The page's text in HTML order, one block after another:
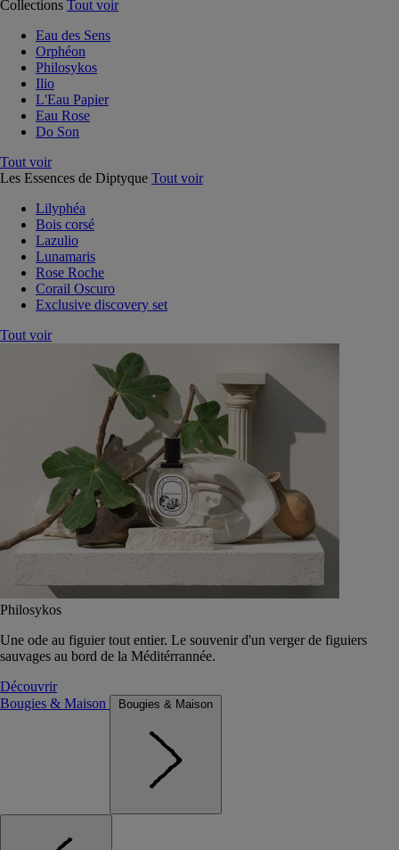
Collections Tout voir
Eau des Sens
Orphéon
Philosykos
Ilio
L'Eau Papier
Eau Rose
Do Son
Tout voir
Les Essences de Diptyque Tout voir
Lilyphéa
Bois corsé
Lazulio
Lunamaris
Rose Roche
Corail Oscuro
Exclusive discovery set
Tout voir
Philosykos
Une ode au figuier tout entier. Le souvenir d'un verger de figuiers
sauvages au bord de la Méditérrannée.
Découvrir
Bougies & Maison
Bougies & Maison